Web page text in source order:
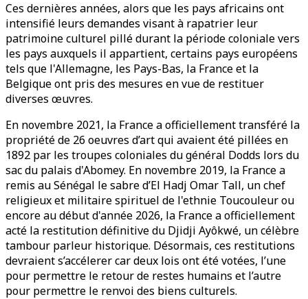
Ces dernières années, alors que les pays africains ont
intensifié leurs demandes visant à rapatrier leur
patrimoine culturel pillé durant la période coloniale vers
les pays auxquels il appartient, certains pays européens
tels que l'Allemagne, les Pays-Bas, la France et la
Belgique ont pris des mesures en vue de restituer
diverses œuvres.
En novembre 2021, la France a officiellement transféré la
propriété de 26 oeuvres d’art qui avaient été pillées en
1892 par les troupes coloniales du général Dodds lors du
sac du palais d'Abomey. En novembre 2019, la France a
remis au Sénégal le sabre d’El Hadj Omar Tall, un chef
religieux et militaire spirituel de l'ethnie Toucouleur ou
encore au début d'année 2026, la France a officiellement
acté la restitution définitive du Djidji Ayôkwé, un célèbre
tambour parleur historique. Désormais, ces restitutions
devraient s’accélerer car deux lois ont été votées, l’une
pour permettre le retour de restes humains et l’autre
pour permettre le renvoi des biens culturels.